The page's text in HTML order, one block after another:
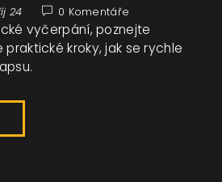
24 0 Komentáře
vyčerpání, poznejte
kroky, jak se rychle